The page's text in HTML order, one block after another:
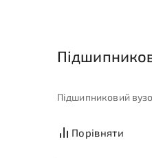
Підшипниковий
Порівняти